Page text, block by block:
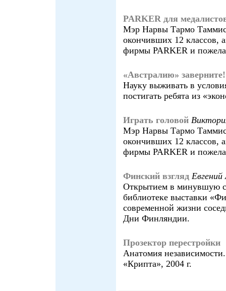
PARKER для
Мэр Нарвы Тармо
окончивших 12 классов,
фирмы PARKER и
«Австралию» заверните!
Науку выживать в
постигать ребята из
Играть головой
Мэр Нарвы Тармо
окончивших 12 классов,
фирмы PARKER и
Финский взгляд
Открытием в минувшую
библиотеке выставки
современной жизни
Дни Финляндии.
Прозектор перестройки
Анатомия
«Крипта», 2004 г.